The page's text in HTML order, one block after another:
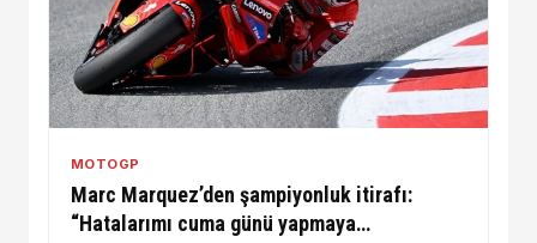
MOTOGP
Marc Marquez’den şampiyonluk itirafı:
“Hatalarımı cuma günü yapmaya